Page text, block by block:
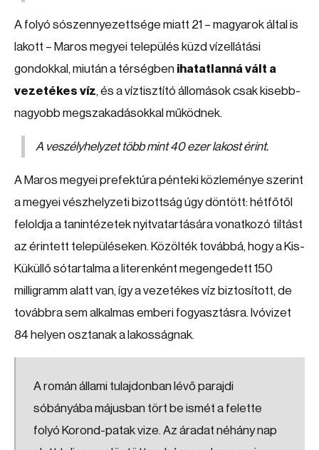
A folyó sószennyezettsége miatt 21 – magyarok által is
lakott – Maros megyei település küzd vízellátási
gondokkal, miután a térségben ihatatlanná vált a
vezetékes víz, és a víztisztító állomások csak kisebb-
nagyobb megszakadásokkal működnek.
A veszélyhelyzet több mint 40 ezer lakost érint.
A Maros megyei prefektúra pénteki közleménye szerint
a megyei vészhelyzeti bizottság úgy döntött: hétfőtől
feloldja a tanintézetek nyitvatartására vonatkozó tiltást
az érintett településeken. Közölték továbbá, hogy a Kis-
Küküllő sótartalma a literenként megengedett 150
milligramm alatt van, így a vezetékes víz biztosított, de
továbbra sem alkalmas emberi fogyasztásra. Ivóvizet
84 helyen osztanak a lakosságnak.
A román állami tulajdonban lévő parajdi
sóbányába májusban tört be ismét a felette
folyó Korond-patak vize. Az áradat néhány nap